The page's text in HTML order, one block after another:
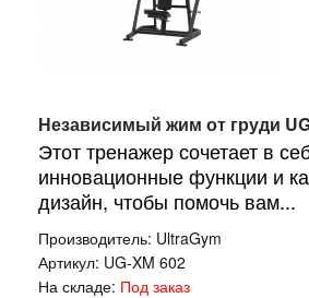
Независимый жим от груди
Этот тренажер сочетает в
инновационные функции и
дизайн, чтобы помочь вам...
Производитель: UltraGym
Артикул: UG-XM 602
На складе: Под заказ